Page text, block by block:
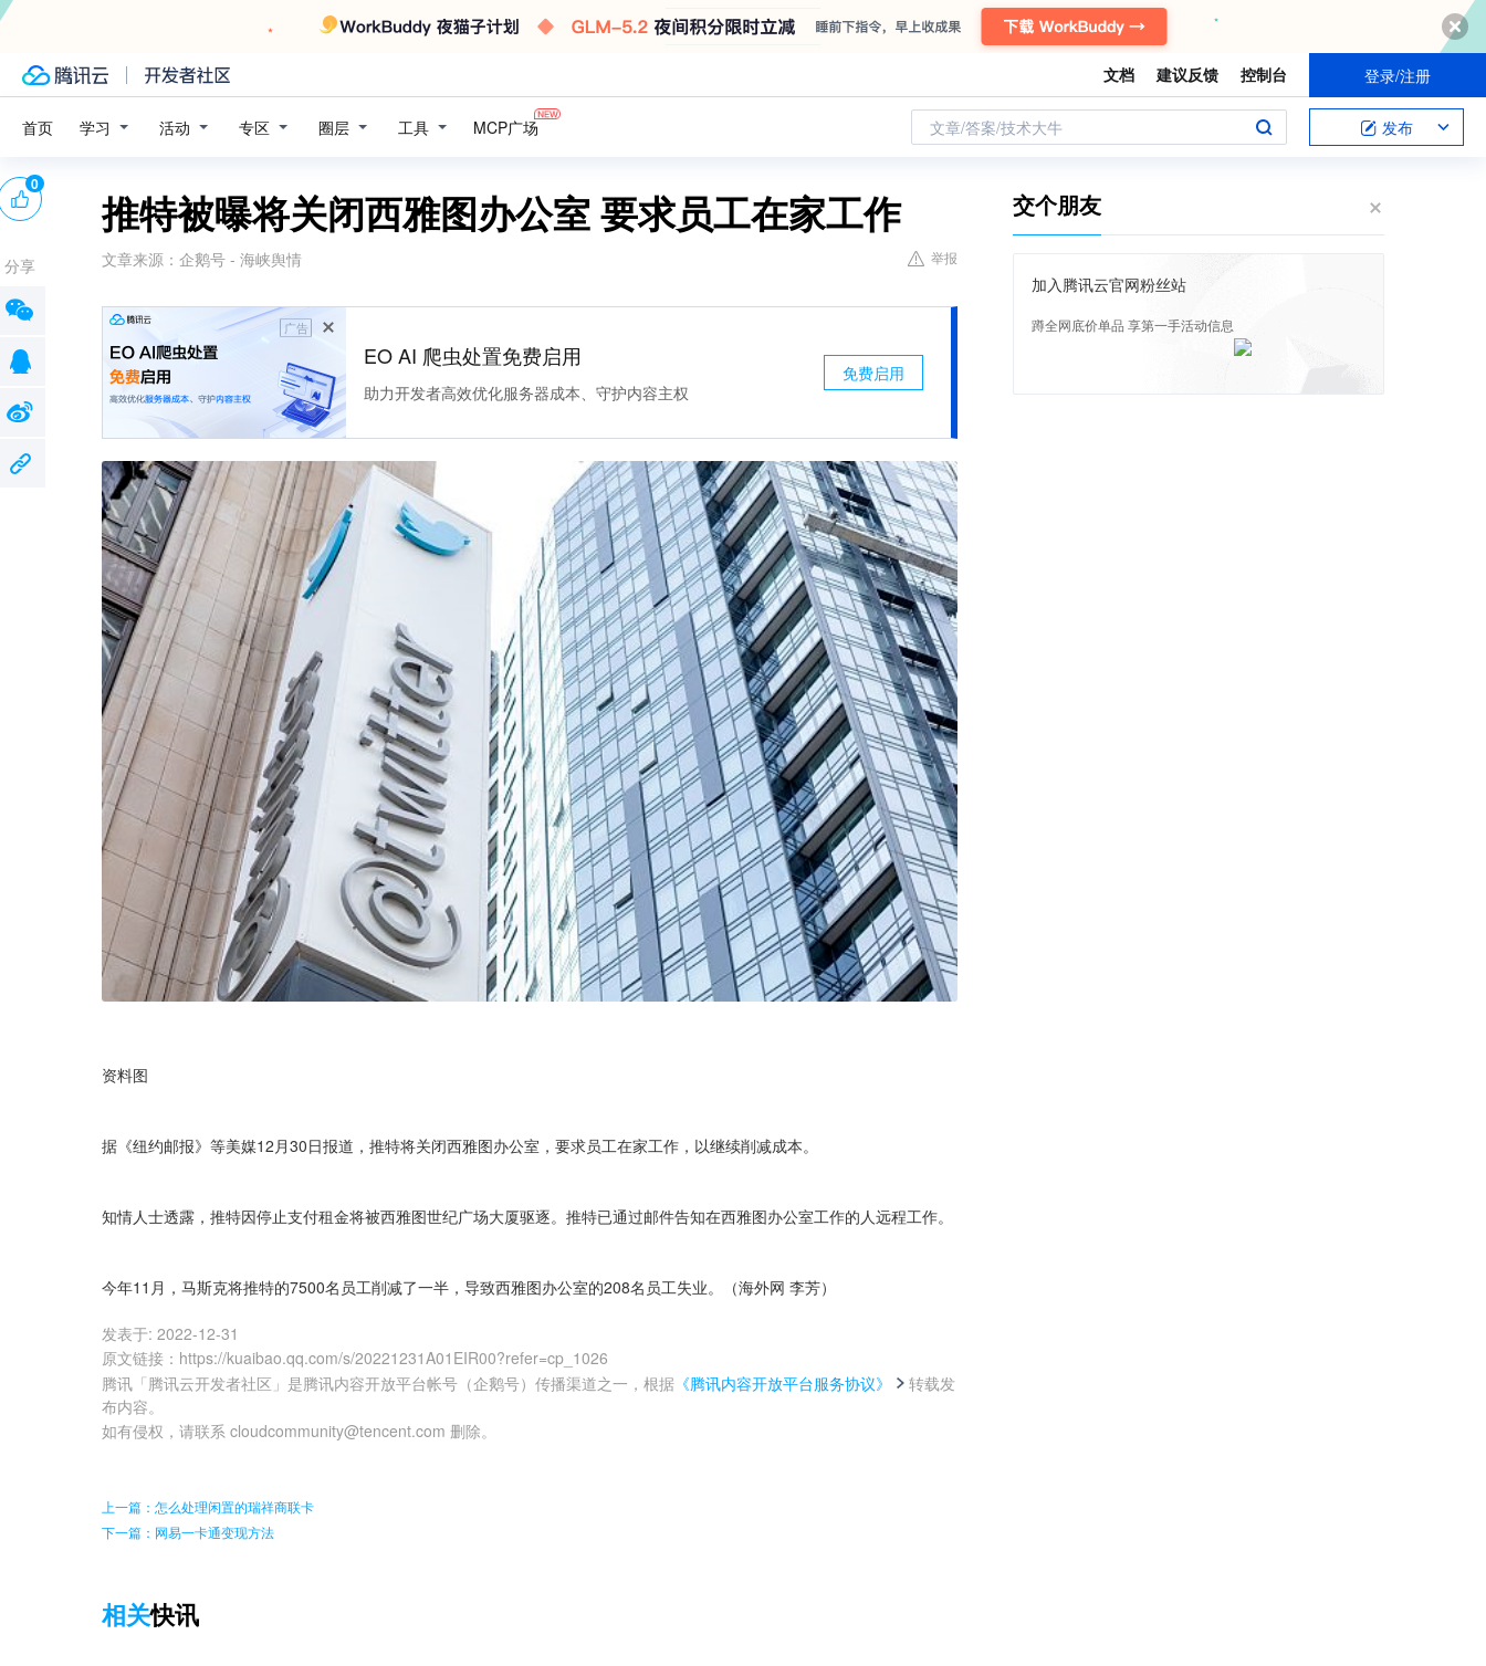
文档 建议反馈 控制台 登录/注册
首页 学习 活动 专区 圈层 工具 MCP广场 文章/答案/技术大牛 发布
推特被曝将关闭西雅图办公室 要求员工在家工作
文章来源： 企鹅号 - 海峡舆情 举报
广告
EO AI 爬虫处置免费启用
助力开发者高效优化服务器成本、守护内容主权
免费启用
资料图
据《纽约邮报》等美媒12月30日报道，推特将关闭西雅图办公室，要求员工在家工作，以继续削减成本。
知情人士透露，推特因停止支付租金将被西雅图世纪广场大厦驱逐。推特已通过邮件告知在西雅图办公室工作的人远程工作。
今年11月，马斯克将推特的7500名员工削减了一半，导致西雅图办公室的208名员工失业。（海外网 李芳）
发表于: 2022-12-31
原文链接 ： https://kuaibao.qq.com/s/20221231A01EIR00?refer=cp_1026
腾讯「腾讯云开发者社区」是腾讯内容开放平台帐号（企鹅号）传播渠道之一，根据 《腾讯内容开放平台服务协议》
转载发
布内容。
如有侵权，请联系 cloudcommunity@tencent.com 删除。
0
分享
上一篇：怎么处理闲置的瑞祥商联卡
下一篇：网易一卡通变现方法
相关快讯
交个朋友
加入腾讯云官网粉丝站
蹲全网底价单品 享第一手活动信息